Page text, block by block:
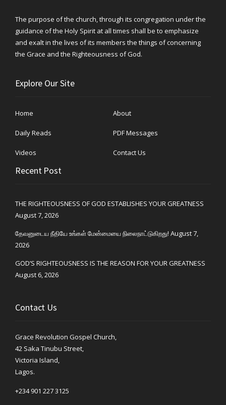
The purpose of the church, through its congregation under the
guidance of the Holy Spirit at all times shall be to emphasize
and exalt in the lives of its members the things of concerning
the Grace and the Righteousness of God.
Explore Our Site
Home About
Daily Reads PDF Messages
Videos Contact Us
Recent Post
THE RIGHTEOUSNESS OF GOD ESTABLISHES YOUR GREATNESS
August 7, 2026
தேவனுடைய நீதியே உங்கள் மேன்மையை நிலைநாட்டுகிறது! August 7,
2026
GOD’S RIGHTEOUSNESS IS THE REASON FOR YOUR GREATNESS
August 6, 2026
Contact Us
Grace Revolution Gospel Church,
42 Saka Tinubu Street,
Victoria Island,
Lagos.
+234 901 227 3125